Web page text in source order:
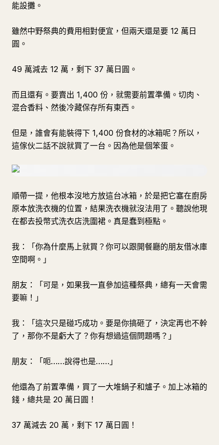
能設攤。
雖然中野祭典的費用相對便宜，但兩天還是要 12 萬日
圓。
49 萬減去 12 萬，剩下 37 萬日圓。
而且還有。要賣出 1,400 份，就需要前置準備。切肉、
混合香料、然後冷藏保存所有東西。
但是，誰會有能裝得下 1,400 份食材的冰箱呢？所以，
這傢伙二話不說就買了一台。因為他是個笨蛋。
順帶一提，他根本沒地方放這台冰箱，於是把它塞在廚房
原本放洗衣機的位置，結果洗衣機就沒法用了。聽說他現
在都去投幣式洗衣店洗圍裙。真是蠢到極點。
我：「你為什麼馬上就買？你可以跟開餐廳的朋友借冰庫
空間啊。」
朋友：「可是，如果我一直參加這種祭典，總有一天會需
要嘛！」
我：「這次只是碰巧成功。要是你搞砸了，決定再也不幹
了，那你不是虧大了？你有想過這個問題嗎？」
朋友：「呃……說得也是……」
他還為了前置準備，買了一大堆鍋子和爐子。加上冰箱的
錢，總共是 20 萬日圓！
37 萬減去 20 萬，剩下 17 萬日圓！